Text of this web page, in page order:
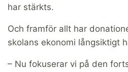
har stärkts.
Och framför allt har
skolans ekonomi långsiktigt
– Nu fokuserar vi på den